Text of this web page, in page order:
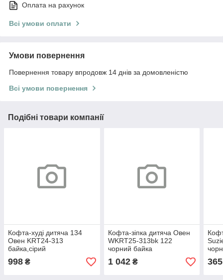
Оплата на рахунок
Всі умови оплати
Умови повернення
Повернення товару впродовж 14 днів за домовленістю
Всі умови повернення
Подібні товари компанії
Кофта-худі дитяча 134
Овен KRT24-313
байка,сірий
998 ₴
Кофта-зіпка дитяча Овен
WKRT25-313bk 122
чорний байка
1 042₴ 365